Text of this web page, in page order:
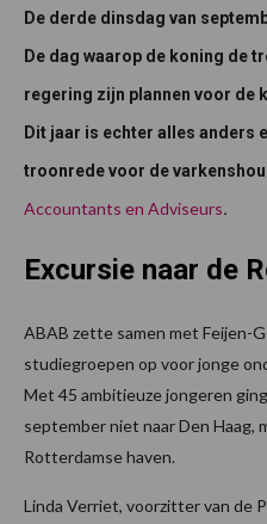
De derde dinsdag van
De dag waarop de koning de
regering zijn plannen voor de
Dit jaar is echter alles anders
troonrede voor de
Accountants en Adviseurs.
Excursie naar de
ABAB zette samen met Feijen-
studiegroepen op voor jonge
Met 45 ambitieuze jongeren
september niet naar Den Haag,
Rotterdamse haven.
Linda Verriet, voorzitter van de